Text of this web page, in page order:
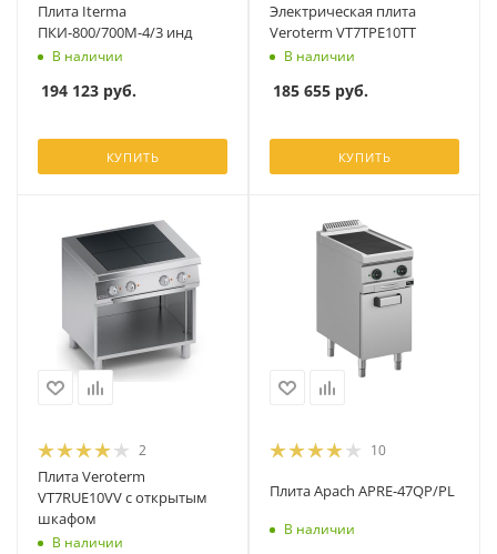
Плита Iterma
ПКИ-800/700М-4/3 инд
В наличии
194 123 руб.
КУПИТЬ
Электрическая плита
Veroterm VT7TPE10TT
В наличии
185 655 руб.
КУПИТЬ
2
Плита Veroterm
VT7RUE10VV с открытым
шкафом
В наличии
10
Плита Apach APRE-47QP/PL
В наличии